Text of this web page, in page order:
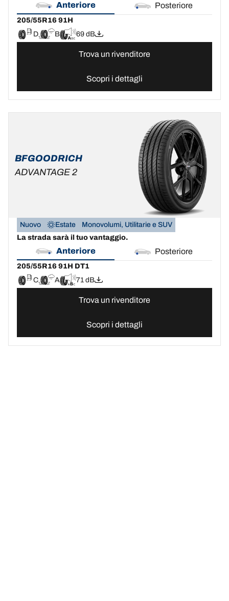
Anteriore Posteriore
205/55R16 91H
D
B 69 dB
Trova un rivenditore
Scopri i dettagli
BFGOODRICH
ADVANTAGE 2
Nuovo Estate
Monovolumi, Utilitarie e SUV
La strada sarà il tuo vantaggio.
Anteriore Posteriore
205/55R16 91H DT1
C
A 71 dB
Trova un rivenditore
Scopri i dettagli